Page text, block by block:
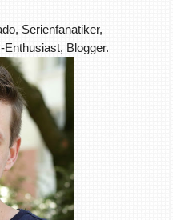
Serienfanatiker,
Blogger.